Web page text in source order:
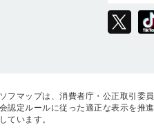
ソフマップは、消費者庁・公正取引委員
会認定ルールに従った適正な表示を推進
しています。